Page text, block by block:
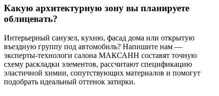
Какую архитектурную зону вы планируете
облицевать?
Интерьерный санузел, кухню, фасад дома или открытую
въездную группу под автомобиль? Напишите нам —
эксперты‑технологи салона МАКСАНН составят точную
схему раскладки элементов, рассчитают спецификацию
эластичной химии, сопутствующих материалов и помогут
подобрать идеальный оттенок затирки.